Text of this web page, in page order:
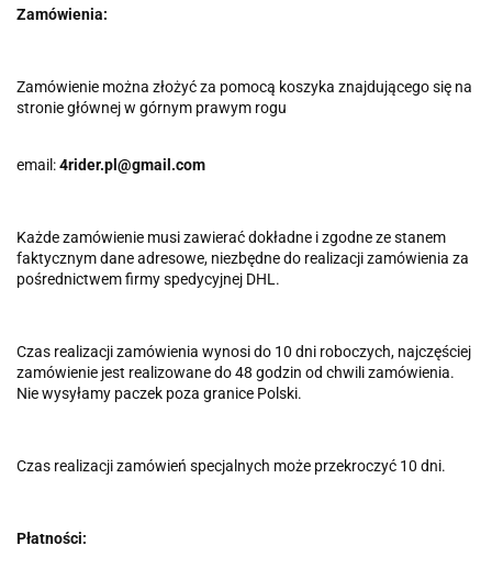
Zamówienia:
Zamówienie można złożyć za pomocą koszyka znajdującego się na
stronie głównej w górnym prawym rogu
email:4rider.pl@gmail.com
Każde zamówienie musi zawierać dokładne i zgodne ze stanem
faktycznym dane adresowe, niezbędne do realizacji zamówienia za
pośrednictwem firmy spedycyjnej DHL.
Czas realizacji zamówienia wynosi do 10 dni roboczych, najczęściej
zamówienie jest realizowane do 48 godzin od chwili zamówienia.
Nie wysyłamy paczek poza granice Polski.
Czas realizacji zamówień specjalnych może przekroczyć 10 dni.
Płatności: